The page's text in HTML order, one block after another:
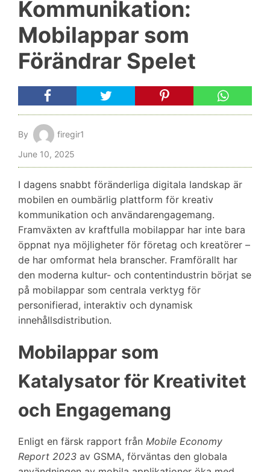
Kommunikation:
Mobilappar som
Förändrar Spelet
By
firegir1
June 10, 2025
I dagens snabbt föränderliga digitala landskap är
mobilen en oumbärlig plattform för kreativ
kommunikation och användarengagemang.
Framväxten av kraftfulla mobilappar har inte bara
öppnat nya möjligheter för företag och kreatörer –
de har omformat hela branscher. Framförallt har
den moderna kultur- och contentindustrin börjat se
på mobilappar som centrala verktyg för
personifierad, interaktiv och dynamisk
innehållsdistribution.
Mobilappar som
Katalysator för Kreativitet
och Engagemang
Enligt en färsk rapport från Mobile Economy
Report 2023 av GSMA, förväntas den globala